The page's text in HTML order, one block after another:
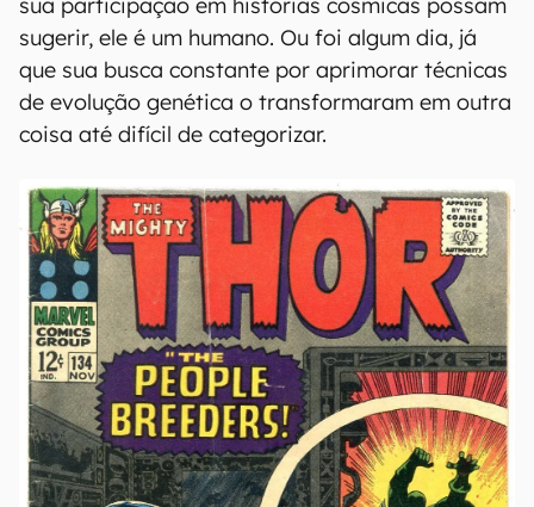
sugerir, ele é um humano. Ou foi algum dia, já
que sua busca constante por aprimorar técnicas
de evolução genética o transformaram em outra
coisa até difícil de categorizar.